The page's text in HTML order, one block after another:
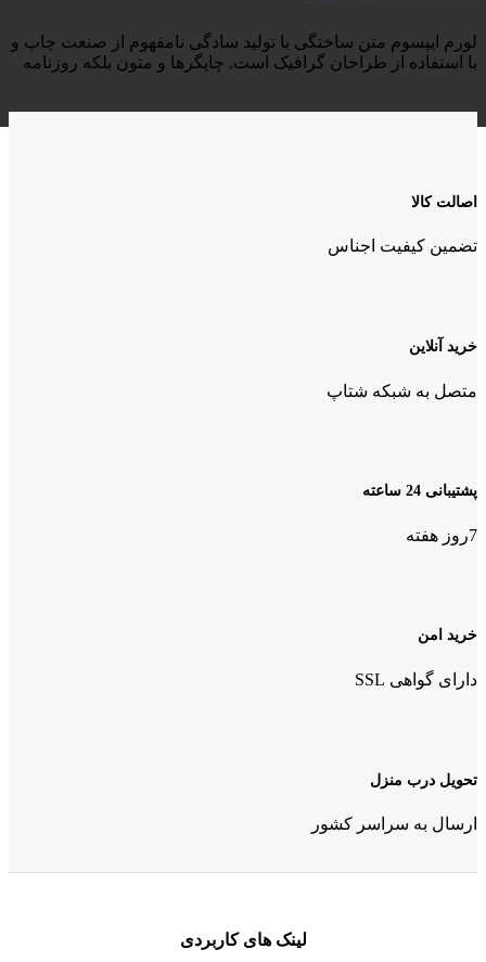
لورم ایپسوم متن ساختگی با تولید سادگی نامفهوم از صنعت چاپ و
با استفاده از طراحان گرافیک است. چاپگرها و متون بلکه روزنامه
اصالت کالا
تضمین کیفیت اجناس
خرید آنلاین
متصل به شبکه شتاپ
پشتیبانی 24 ساعته
7روز هفته
خرید امن
دارای گواهی SSL
تحویل درب منزل
ارسال به سراسر کشور
لینک های کاربردی